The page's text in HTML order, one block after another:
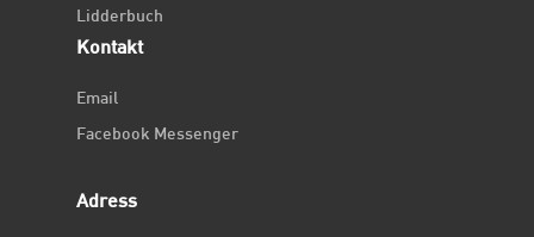
Lidderbuch
Kontakt
Email
Facebook Messenger
Adress